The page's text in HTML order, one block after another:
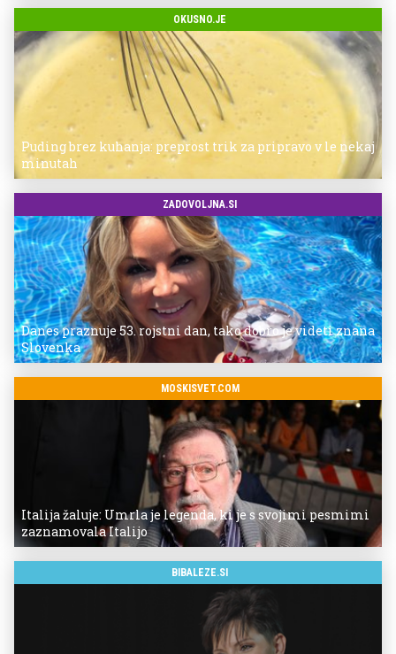
OKUSNO.JE
Puding brez kuhanja: preprost trik za pripravo v le nekaj
minutah
ZADOVOLJNA.SI
Danes praznuje 53. rojstni dan, tako dobro je videti znana
Slovenka
MOSKISVET.COM
Italija žaluje: Umrla je legenda, ki je s svojimi pesmimi
zaznamovala Italijo
BIBALEZE.SI